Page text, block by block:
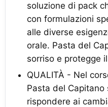
soluzione di pack
con formulazioni
alle diverse
orale. Pasta del
sorriso e protegge
QUALITÀ - Nel
Pasta del
rispondere ai